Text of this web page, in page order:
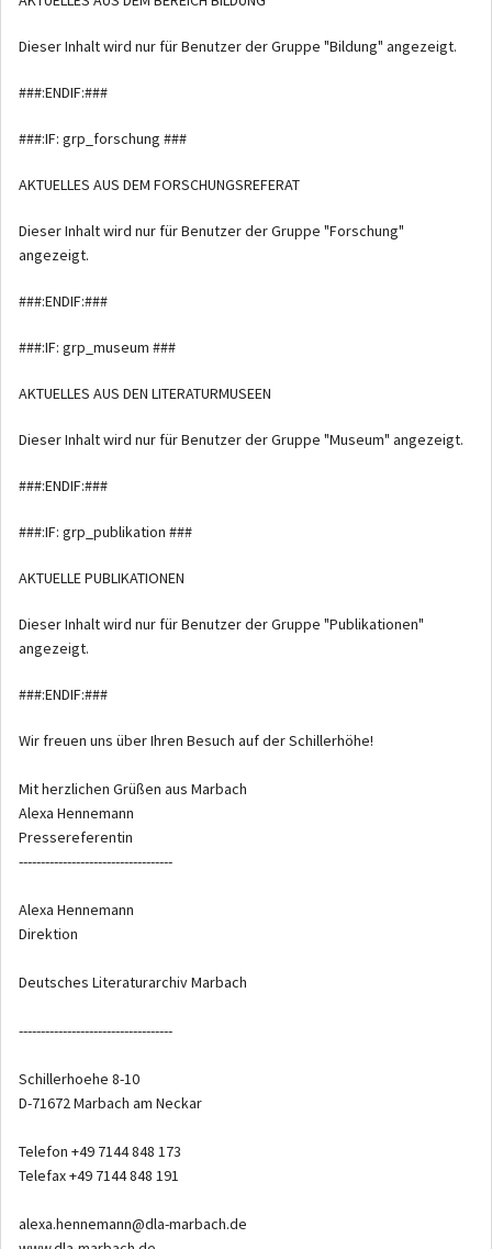
Dieser Inhalt wird nur für Benutzer der Gruppe "Bildung" angezeigt.
###:ENDIF:###
###:IF: grp_forschung ###
AKTUELLES AUS DEM FORSCHUNGSREFERAT
Dieser Inhalt wird nur für Benutzer der Gruppe "Forschung"
angezeigt.
###:ENDIF:###
###:IF: grp_museum ###
AKTUELLES AUS DEN LITERATURMUSEEN
Dieser Inhalt wird nur für Benutzer der Gruppe "Museum" angezeigt.
###:ENDIF:###
###:IF: grp_publikation ###
AKTUELLE PUBLIKATIONEN
Dieser Inhalt wird nur für Benutzer der Gruppe "Publikationen"
angezeigt.
###:ENDIF:###
Wir freuen uns über Ihren Besuch auf der Schillerhöhe!
Mit herzlichen Grüßen aus Marbach
Alexa Hennemann
Pressereferentin
-----------------------------------
Alexa Hennemann
Direktion
Deutsches Literaturarchiv Marbach
-----------------------------------
Schillerhoehe 8-10
D-71672 Marbach am Neckar
Telefon +49 7144 848 173
Telefax +49 7144 848 191
alexa.hennemann@dla-marbach.de